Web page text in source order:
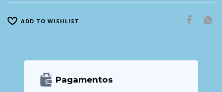
ADD TO WISHLIST
Pagamentos